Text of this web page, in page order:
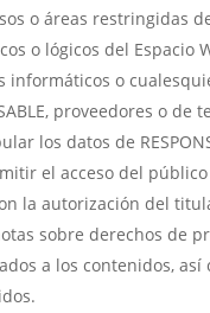
o áreas restringidas
o lógicos del Espacio
o
proveedores o de
los datos de
el acceso del
la autorización del
sobre derechos de
a los contenidos,